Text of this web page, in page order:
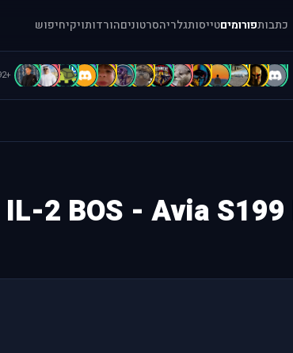
כתבותפורומיםטייסותגלריהסרטוניםהורדותויקיחיפוש
.
=
[
A
A
A
b
B
B
B
B
C
c
C
+92
IL-2 BOS - Avia